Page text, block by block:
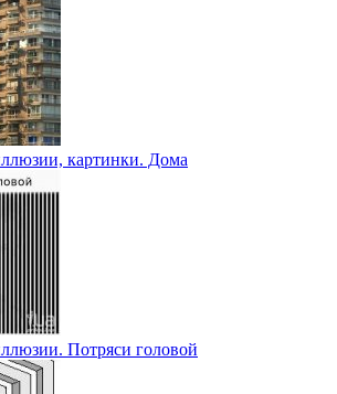
картинки. Дома
Потряси головой